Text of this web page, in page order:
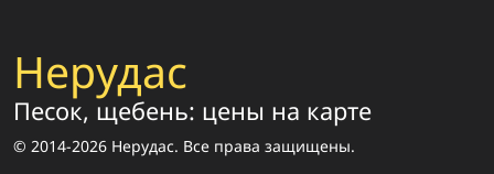
Нерудас
Песок, щебень: цены на карте
© 2014-2026 Нерудас. Все права защищены.